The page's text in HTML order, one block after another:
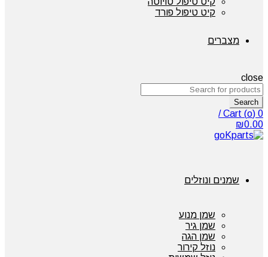
קיט טיפול פורד
מצברים
close
Search
Cart (o) 0
/
₪0.00
שמנים ונוזלים
שמן מנוע
שמן גיר
שמן הגה
נוזל קירור